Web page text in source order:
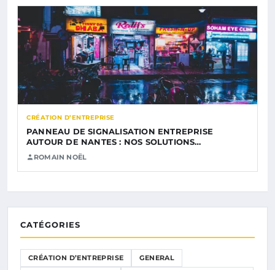
CRÉATION D’ENTREPRISE
PANNEAU DE SIGNALISATION ENTREPRISE
AUTOUR DE NANTES : NOS SOLUTIONS…
ROMAIN NOËL
CATÉGORIES
CRÉATION D’ENTREPRISE GENERAL